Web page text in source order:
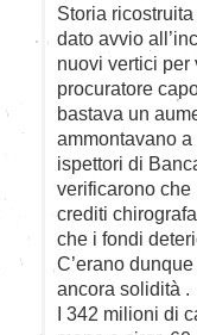
Storia
dato avvio
nuovi vertici per
procuratore
bastava un
ammontavano
ispettori di
verificarono
crediti
che i fondi
C’erano
ancora solidità .
I 342 milioni di